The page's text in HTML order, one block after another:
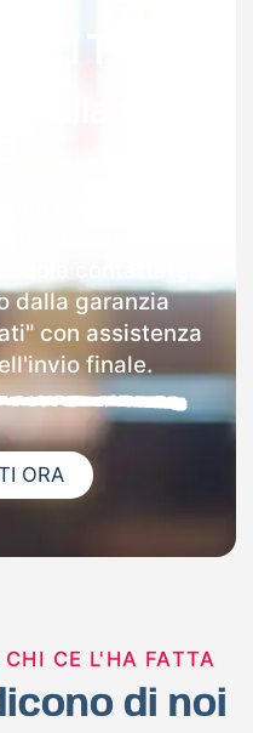
dalla garanzia
con assistenza
finale.
ORA
CE L'HA FATTA
di noi